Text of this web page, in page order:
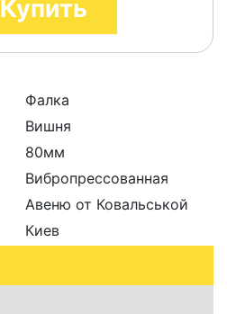
Купить
Фалка
Вишня
80мм
Вибропрессованная
Авеню от Ковальськой
Киев